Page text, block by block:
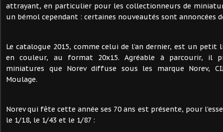
attrayant, en particulier pour les collectionneurs de
un bémol cependant : certaines nouveautés sont annoncées
Le catalogue 2015, comme celui de l’an dernier, est un petit
en couleur, au format 20x15. Agréable à parcourir, il
miniatures que Norev diffuse sous les marque Norev,
Moulage.
Norev qui fête cette année ses 70 ans est présente, pour
le 1/18, le 1/43 et le 1/87 :